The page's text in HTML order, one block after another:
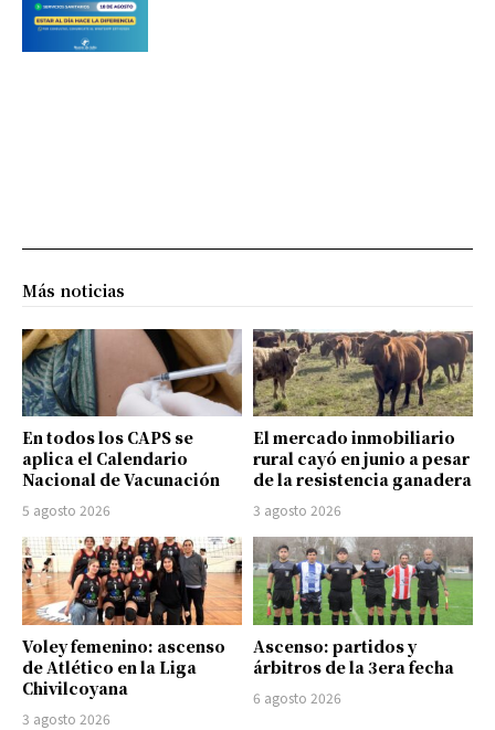
Más noticias
En todos los CAPS se
aplica el Calendario
Nacional de Vacunación
5 agosto 2026
El mercado inmobiliario
rural cayó en junio a pesar
de la resistencia ganadera
3 agosto 2026
Voley femenino: ascenso
de Atlético en la Liga
Chivilcoyana
3 agosto 2026
Ascenso: partidos y
árbitros de la 3era fecha
6 agosto 2026